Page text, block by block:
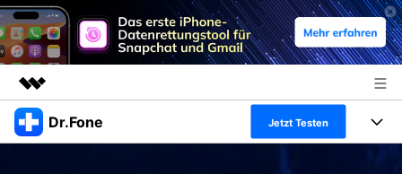
Top-Produkte
Dr.Fone Jetzt Testen